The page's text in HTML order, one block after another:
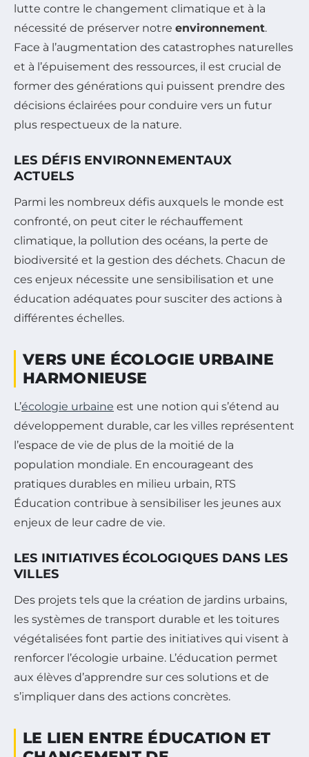
lutte contre le changement climatique et à la
nécessité de préserver notre environnement.
Face à l’augmentation des catastrophes naturelles
et à l’épuisement des ressources, il est crucial de
former des générations qui puissent prendre des
décisions éclairées pour conduire vers un futur
plus respectueux de la nature.
LES DÉFIS ENVIRONNEMENTAUX
ACTUELS
Parmi les nombreux défis auxquels le monde est
confronté, on peut citer le réchauffement
climatique, la pollution des océans, la perte de
biodiversité et la gestion des déchets. Chacun de
ces enjeux nécessite une sensibilisation et une
éducation adéquates pour susciter des actions à
différentes échelles.
VERS UNE ÉCOLOGIE URBAINE
HARMONIEUSE
L’écologie urbaine est une notion qui s’étend au
développement durable, car les villes représentent
l’espace de vie de plus de la moitié de la
population mondiale. En encourageant des
pratiques durables en milieu urbain, RTS
Éducation contribue à sensibiliser les jeunes aux
enjeux de leur cadre de vie.
LES INITIATIVES ÉCOLOGIQUES DANS LES
VILLES
Des projets tels que la création de jardins urbains,
les systèmes de transport durable et les toitures
végétalisées font partie des initiatives qui visent à
renforcer l’écologie urbaine. L’éducation permet
aux élèves d’apprendre sur ces solutions et de
s’impliquer dans des actions concrètes.
LE LIEN ENTRE ÉDUCATION ET